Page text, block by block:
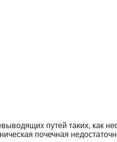
путей таких, как
почечная